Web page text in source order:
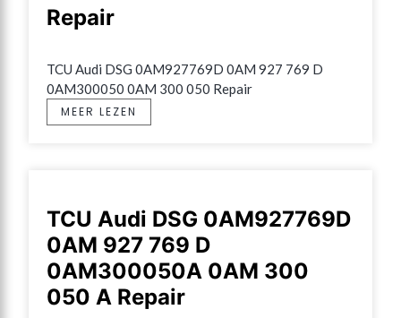
Repair
TCU Audi DSG 0AM927769D 0AM 927 769 D
0AM300050 0AM 300 050 Repair
MEER LEZEN
TCU Audi DSG 0AM927769D
0AM 927 769 D
0AM300050A 0AM 300
050 A Repair